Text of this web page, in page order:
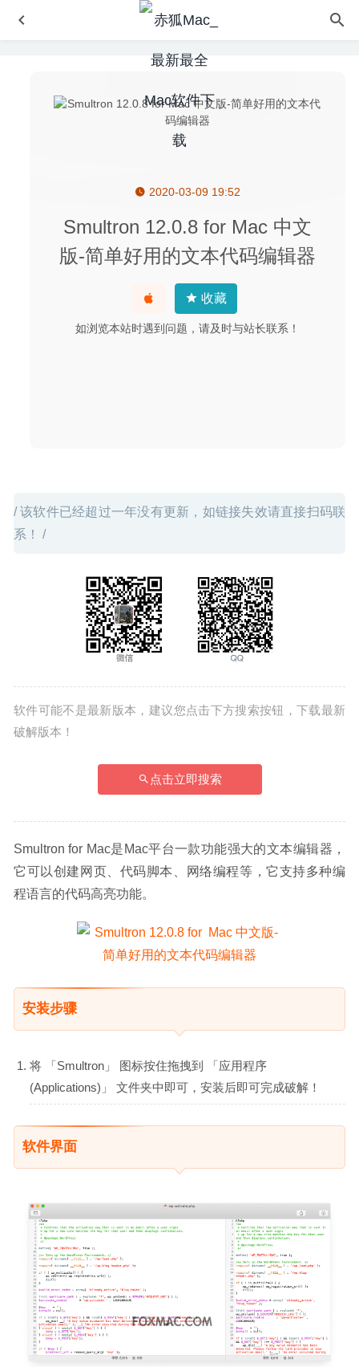
2020-03-09 19:52
Smultron 12.0.8 for Mac 中文
版-简单好用的文本代码编辑器
收藏
如浏览本站时遇到问题，请及时与站长联系！
/ 该软件已经超过一年没有更新，如链接失效请直接扫码联
系！ /
软件可能不是最新版本，建议您点击下方搜索按钮，下载最新
破解版本！
点击立即搜索
Smultron for Mac是Mac平台一款功能强大的文本编辑器，
它可以创建网页、代码脚本、网络编程等，它支持多种编
程语言的代码高亮功能。
安装步骤
将 「Smultron」 图标按住拖拽到 「应用程序
(Applications)」 文件夹中即可，安装后即可完成破解！
软件界面
Paragon Firewall – Network Monito‪r‬ 2.0 – Mac防火墙软件
WaterMinder 4.3.1 中文版-简单且直观的跟踪您每日的饮水
2021-04-12
A Better Finder Rename 11.19 – 功能强大的批量文件重命
App Cleaner & Uninstaller Pro 7.0 中文版-软件深度清理卸